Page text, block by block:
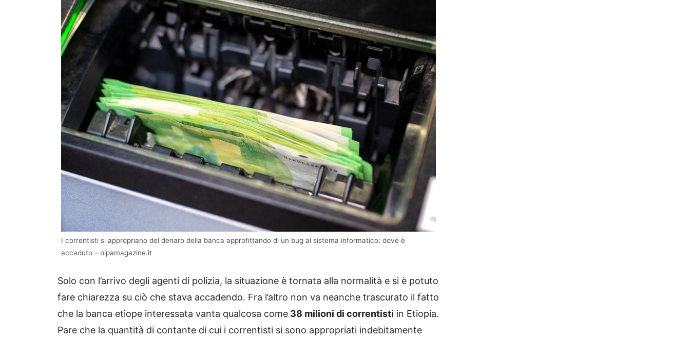
I correntisti si appropriano del denaro della banca approfittando di un bug al sistema informatico: dove è
accaduto – oipamagazine.it
Solo con l’arrivo degli agenti di polizia, la situazione è tornata alla normalità e si è potuto
fare chiarezza su ciò che stava accadendo. Fra l’altro non va neanche trascurato il fatto
che la banca etiope interessata vanta qualcosa come 38 milioni di correntisti in Etiopia.
Pare che la quantità di contante di cui i correntisti si sono appropriati indebitamente